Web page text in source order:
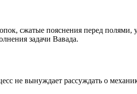
сжатые пояснения перед полями,
задачи Вавада.
не вынуждает рассуждать о